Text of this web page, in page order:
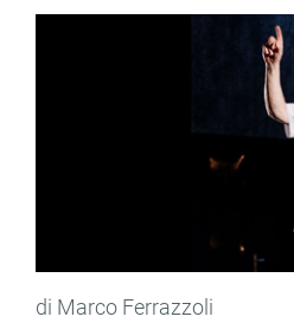
di Marco Ferrazzoli